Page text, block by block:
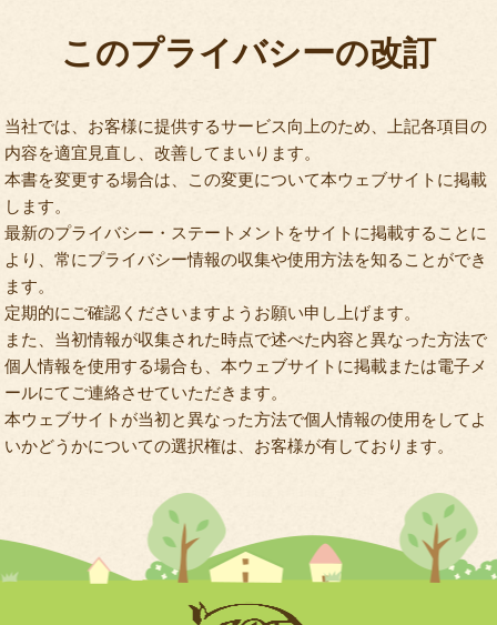
このプライバシーの改訂
当社では、お客様に提供するサービス向上のため、上記各項目の
内容を適宜見直し、改善してまいります。
本書を変更する場合は、この変更について本ウェブサイトに掲載
します。
最新のプライバシー・ステートメントをサイトに掲載することに
より、常にプライバシー情報の収集や使用方法を知ることができ
ます。
定期的にご確認くださいますようお願い申し上げます。
また、当初情報が収集された時点で述べた内容と異なった方法で
個人情報を使用する場合も、本ウェブサイトに掲載または電子メ
ールにてご連絡させていただきます。
本ウェブサイトが当初と異なった方法で個人情報の使用をしてよ
いかどうかについての選択権は、お客様が有しております。